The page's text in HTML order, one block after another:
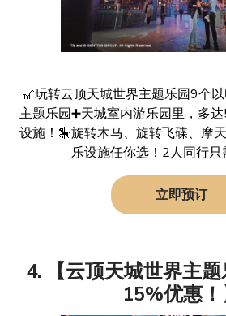
🎢玩转云顶天城世界主题乐园9个
主题乐园➕天城室内游乐园里，多
设施！🎠旋转木马、旋转飞碟、摩
乐设施任你选！2人同行只
立即预订
4. 【云顶天城世界主
15%优惠！